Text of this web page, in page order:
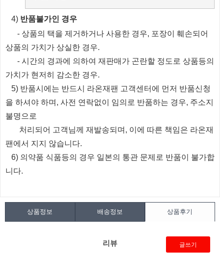
​4) 반품불가인 경우
- 상품의 택을 제거하거나 사용한 경우, 포장이 훼손되어
상품의 가치가 상실한 경우.
- 시간의 경과에 의하여 재판매가 곤란할 정도로 상품등의
가치가 현저히 감소한 경우.
5) 반품시에는 반드시 라온재팬 고객센터에 먼저 반품신청
을 하셔야 하며, 사전 연락없이 임의로 반품하는 경우, 주소지
불명으로
처리되 어 고객님께 재발송되며, 이에 따른 책임은 라온재
팬에서 지지 않습니다.
6) 의약품 식품등의 경우 일본의 통관 문제로 반품이 불가합
니다.
상품정보 배송정보 상품후기
리뷰 글쓰기